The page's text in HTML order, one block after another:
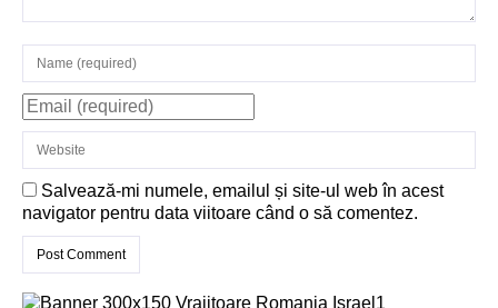
Salvează-mi numele, emailul și site-ul web în acest
navigator pentru data viitoare când o să comentez.